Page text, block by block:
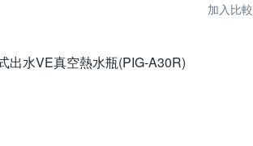
加入比較
出水VE真空熱水瓶(PIG-A30R)